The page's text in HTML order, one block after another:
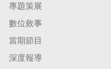
專題策展
數位敘事
當期節目
深度報導